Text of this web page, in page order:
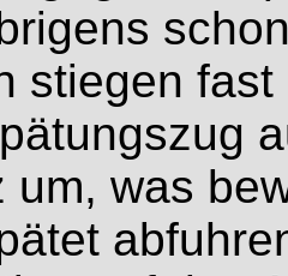
stiegen
um, was